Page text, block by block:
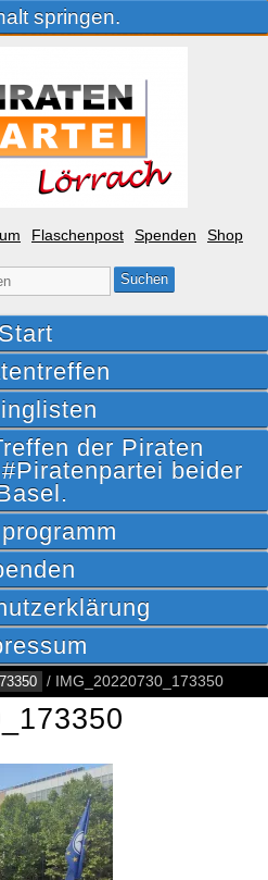
springen.
Flaschenpost Spenden Shop
Start
der Piraten
beider
/ IMG_20220730_173350